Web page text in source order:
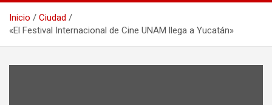
Inicio
Ciudad
«El Festival Internacional de Cine UNAM llega a Yucatán»